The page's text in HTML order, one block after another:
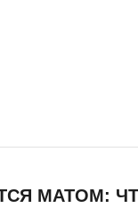
МАТОМ: